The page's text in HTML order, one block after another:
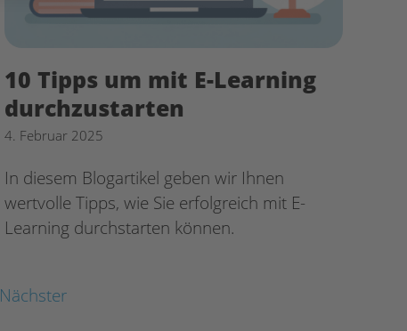
10 Tipps um mit E-Learning
durchzustarten
4. Februar 2025
In diesem Blogartikel geben wir Ihnen
wertvolle Tipps, wie Sie erfolgreich mit E-
Learning durchstarten können.
Nächster